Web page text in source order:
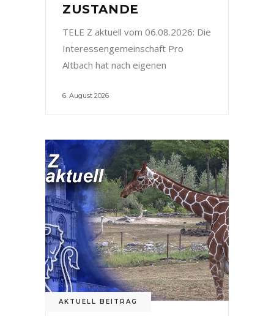
ZUSTANDE
TELE Z aktuell vom 06.08.2026: Die
Interessengemeinschaft Pro
Altbach hat nach eigenen
6. August 2026
AKTUELL BEITRAG